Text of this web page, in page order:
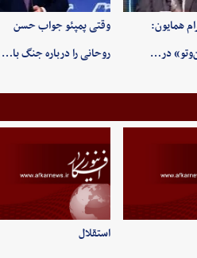
همایون:
در…
وقتی پمپئو جواب حسن
روحانی را درباره جنگ با…
استقلال